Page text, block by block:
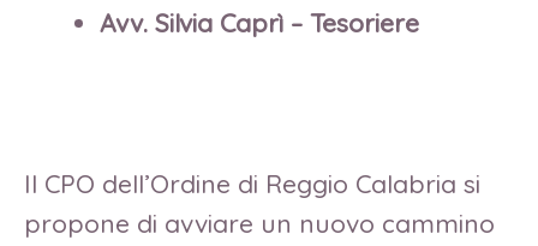
Avv. Silvia Caprì – Tesoriere
Il CPO dell’Ordine di Reggio Calabria si
propone di avviare un nuovo cammino